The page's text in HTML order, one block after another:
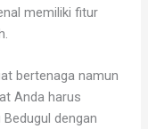
memiliki fitur
bertenaga namun
Anda harus
dengan